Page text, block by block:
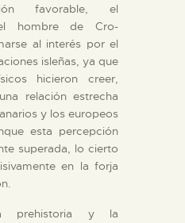
favorable, el
hombre de Cro-
al interés por el
isleñas, ya que
hicieron creer,
relación estrecha
y los europeos
esta percepción
superada, lo cierto
en la forja
prehistoria y la